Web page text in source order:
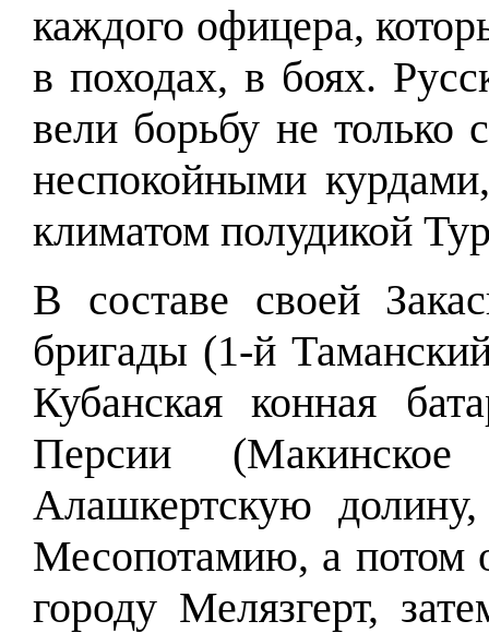
каждого офицера,
в походах, в боях.
вели борьбу не только
неспокойными
климатом полудикой
В составе своей
бригады (1-й
Кубанская конная
Персии (Макинское
Алашкертскую
Месопотамию, а потом
городу Мелязгерт,